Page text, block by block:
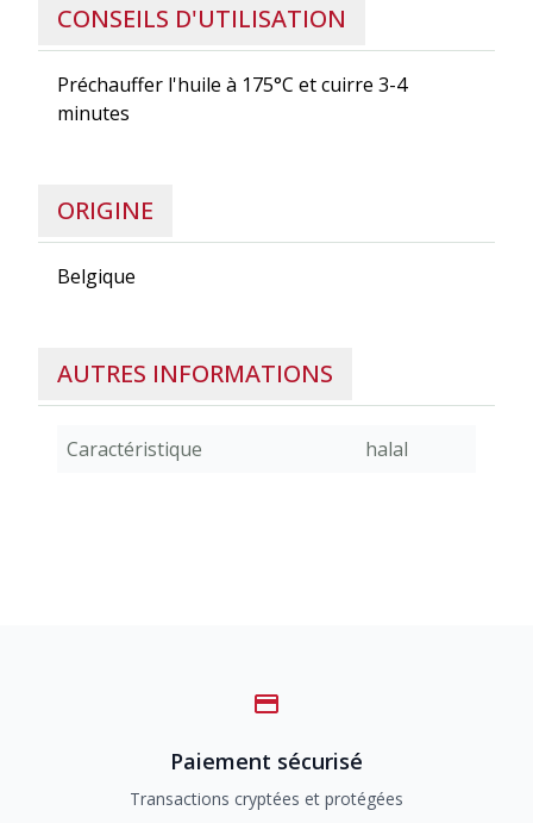
CONSEILS D'UTILISATION
Préchauffer l'huile à 175°C et cuirre 3-4
minutes
ORIGINE
Belgique
AUTRES INFORMATIONS
Caractéristique halal
Paiement sécurisé
Transactions cryptées et protégées